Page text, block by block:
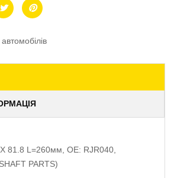
81.8 L=260мм, OE: RJR040,
PARTS)